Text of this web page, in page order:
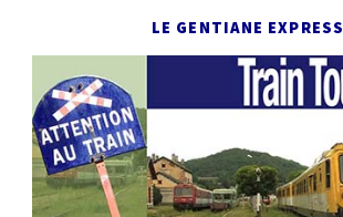
LE GENTIANE EXPRESS